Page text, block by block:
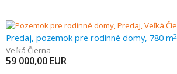
Predaj, pozemok pre rodinné domy, 780 m2
Veľká Čierna
59 000,00 EUR